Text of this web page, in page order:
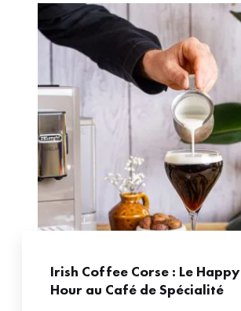
Irish Coffee Corse : Le Happy
Hour au Café de Spécialité